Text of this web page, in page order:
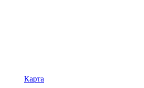
Карта